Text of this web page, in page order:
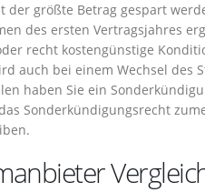
der größte Betrag gespart
des ersten Vertragsjahres
recht kostengünstige
auch bei einem Wechsel
haben Sie ein
Sonderkündigungsrecht